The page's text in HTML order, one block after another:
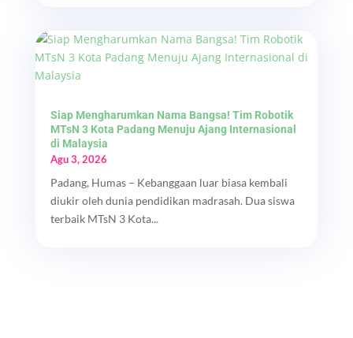
Siap Mengharumkan Nama Bangsa! Tim Robotik
MTsN 3 Kota Padang Menuju Ajang Internasional
di Malaysia
Agu 3, 2026
Padang, Humas – Kebanggaan luar biasa kembali
diukir oleh dunia pendidikan madrasah. Dua siswa
terbaik MTsN 3 Kota...